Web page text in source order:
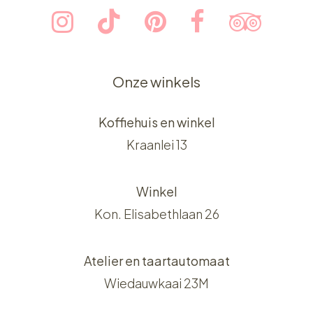
Onze winkels
Koffiehuis en winkel
Kraanlei 13
Winkel
Kon. Elisabethlaan 26
Atelier en taartautomaat
Wiedauwkaai 23M